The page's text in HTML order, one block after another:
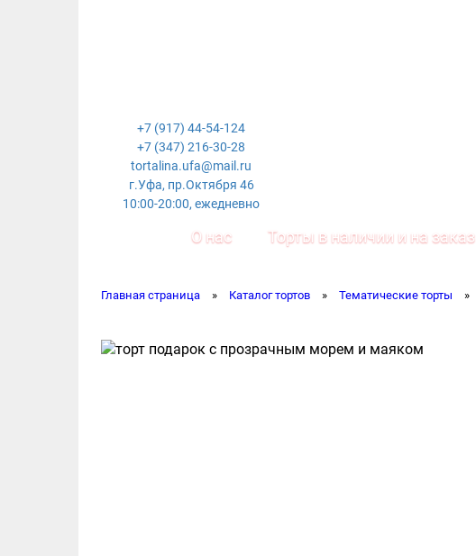
+7 (917) 44-54-124
+7 (347) 216-30-28
tortalina.ufa@mail.ru
г.Уфа, пр.Октября 46
10:00-20:00, ежедневно
О нас Торты в наличии и на заказ
Главная страница » Каталог тортов » Тематические торты »